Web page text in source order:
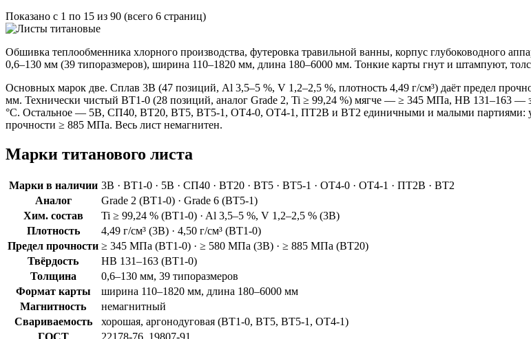
Показано с 1 по 15 из 90 (всего 6 страниц)
Обшивка теплообменника хлорного производства, футеровка травильной ванны, корпус глубоководного
0,6–130 мм (39 типоразмеров), ширина 110–1820 мм, длина 180–6000 мм. Тонкие карты гнут и штампуют,
Основных марок две. Сплав 3В (47 позиций, Al 3,5–5 %, V 1,2–2,5 %, плотность 4,49 г/см³) даёт предел
мм. Технически чистый ВТ1-0 (28 позиций, аналог Grade 2, Ti ≥ 99,24 %) мягче — ≥ 345 МПа, HB 131–163 —
°C. Остальное — 5В, СП40, ВТ20, ВТ5, ВТ5-1, ОТ4-0, ОТ4-1, ПТ2В и ВТ2 единичными и малыми партиями: у
прочности ≥ 885 МПа. Весь лист немагнитен.
Марки титанового листа
Марки в наличии 3В · ВТ1-0 · 5В · СП40 · ВТ20 · ВТ5 · ВТ5-1 · ОТ4-0 · ОТ4-1 · ПТ2В · ВТ2
Аналог
Grade 2 (ВТ1-0) · Grade 6 (ВТ5-1)
Хим. состав
Ti ≥ 99,24 % (ВТ1-0) · Al 3,5–5 %, V 1,2–2,5 % (3В)
Плотность
4,49 г/см³ (3В) · 4,50 г/см³ (ВТ1-0)
Предел прочности ≥ 345 МПа (ВТ1-0) · ≥ 580 МПа (3В) · ≥ 885 МПа (ВТ20)
Твёрдость
HB 131–163 (ВТ1-0)
Толщина
0,6–130 мм, 39 типоразмеров
Формат карты
ширина 110–1820 мм, длина 180–6000 мм
Магнитность
немагнитный
Свариваемость
хорошая, аргонодуговая (ВТ1-0, ВТ5, ВТ5-1, ОТ4-1)
ГОСТ
22178-76, 19807-91